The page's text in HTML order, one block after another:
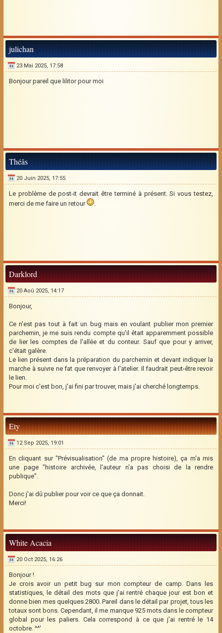
julichan
23 Mai 2025, 17:58
Bonjour pareil que lilitor pour moi
Théâs
20 Juin 2025, 17:55
Le problème de post-it devrait être terminé à présent. Si vous testez,
merci de me faire un retour
.
Darklord
20 Aoû 2025, 14:17
Bonjour,
Ce n'est pas tout à fait un bug mais en voulant publier mon premier
parchemin, je me suis rendu compte qu'il était apparemment possible
de lier les comptes de l'allée et du conteur. Sauf que pour y arriver,
c'était galère.
Le lien présent dans la préparation du parchemin et devant indiquer la
marche à suivre ne fat que renvoyer à l'atelier. Il faudrait peut-être revoir
le lien.
Pour moi c'est bon, j'ai fini par trouver, mais j'ai cherché longtemps.
Ety
12 Sep 2025, 19:01
En cliquant sur "Prévisualisation" (de ma propre histoire), ça m'a mis
une page "histoire archivée, l'auteur n'a pas choisi de la rendre
publique".
Donc j'ai dû publier pour voir ce que ça donnait.
Merci!
White Acacia
20 Oct 2025, 16:26
Bonjour !
Je crois avoir un petit bug sur mon compteur de camp. Dans les
statistiques, le détail des mots que j'ai rentré chaque jour est bon et
donne bien mes quelques 2800. Pareil dans le détail par projet, tous les
totaux sont bons. Cependant, il me manque 925 mots dans le compteur
global pour les paliers. Cela correspond à ce que j'ai rentré le 14
octobre. ^^'